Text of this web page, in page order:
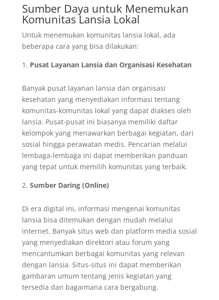
Sumber Daya untuk Menemukan
Komunitas Lansia Lokal
Untuk menemukan komunitas lansia lokal, ada
beberapa cara yang bisa dilakukan:
Pusat Layanan Lansia dan Organisasi Kesehatan
Banyak pusat layanan lansia dan organisasi
kesehatan yang menyediakan informasi tentang
komunitas-komunitas lokal yang dapat diakses oleh
lansia. Pusat-pusat ini biasanya memiliki daftar
kelompok yang menawarkan berbagai kegiatan, dari
sosial hingga perawatan medis. Pencarian melalui
lembaga-lembaga ini dapat memberikan panduan
yang tepat untuk memilih komunitas yang terbaik.
Sumber Daring (Online)
Di era digital ini, informasi mengenai komunitas
lansia bisa ditemukan dengan mudah melalui
internet. Banyak situs web dan platform media sosial
yang menyediakan direktori atau forum yang
mencantumkan berbagai komunitas yang relevan
dengan lansia. Situs-situs ini dapat memberikan
gambaran umum tentang jenis kegiatan yang
tersedia dan bagaimana cara bergabung.